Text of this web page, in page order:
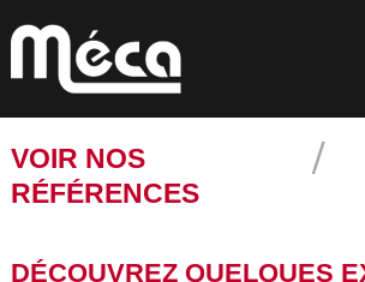
VOIR NOS
RÉFÉRENCES
DÉCOUVREZ QUELQUES